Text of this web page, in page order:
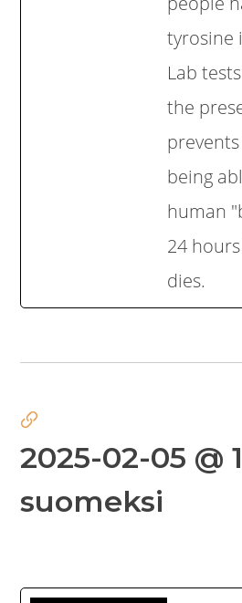
tyrosine
Lab
the
being
human
24
dies.
2025-02-05 @
suomeksi